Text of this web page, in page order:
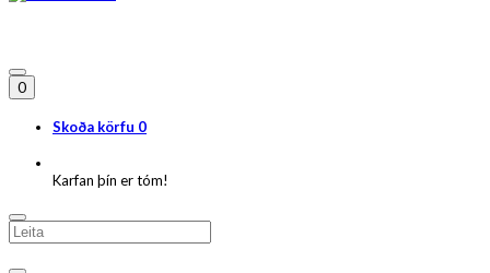
0
Skoða körfu 0
Karfan þín er tóm!